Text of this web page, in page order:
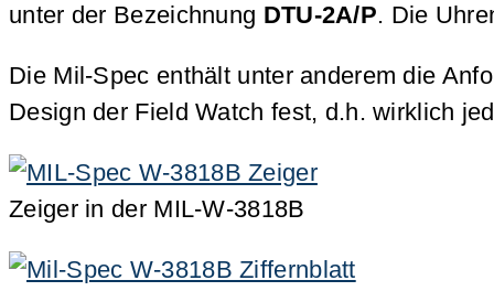
unter der Bezeichnung DTU-2A/P. Die
Die Mil-Spec enthält unter anderem die
Design der Field Watch fest, d.h. wirklich
Zeiger in der MIL-W-3818B